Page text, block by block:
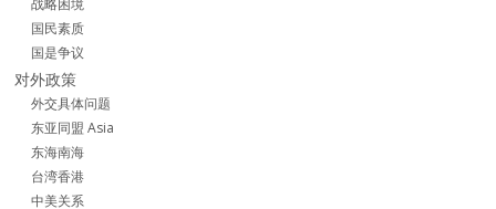
战略困境
国民素质
国是争议
对外政策
外交具体问题
东亚同盟 Asia
东海南海
台湾香港
中美关系